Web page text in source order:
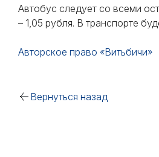
Автобус следует со всеми
– 1,05 рубля. В транспорте
Авторское право «Витьбичи»
Вернуться назад